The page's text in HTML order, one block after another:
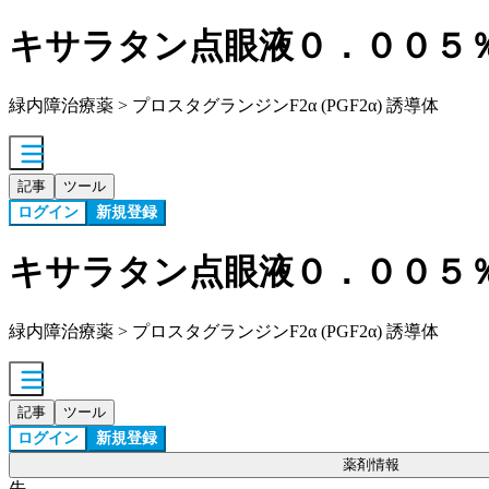
キサラタン点眼液０．００５
緑内障治療薬 > プロスタグランジンF2α (PGF2α) 誘導体
記事 ツール
ログイン 新規登録
キサラタン点眼液０．００５
緑内障治療薬 > プロスタグランジンF2α (PGF2α) 誘導体
記事 ツール
ログイン 新規登録
薬剤情報